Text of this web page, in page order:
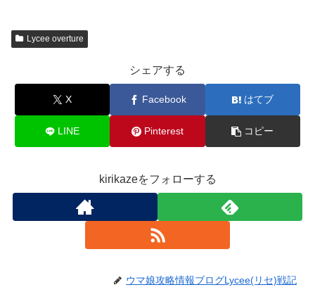
Lycee overture
シェアする
X Facebook はてブ
LINE Pinterest コピー
kirikazeをフォローする
ウマ娘攻略情報ブログLycee(リセ)戦記